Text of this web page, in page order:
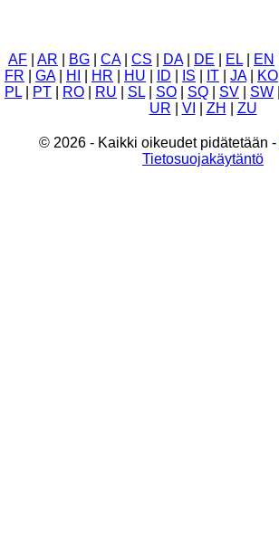
AF AR BG CA| CS DA| DE EL EN
FR
GA| HI HR HU ID IS IT JA| KO
PL
PT RO RU SL SO SQ SV SW
UR
VI ZH ZU
© 2026 - Kaikki oikeudet pidätetään -
Tietosuojakäytäntö